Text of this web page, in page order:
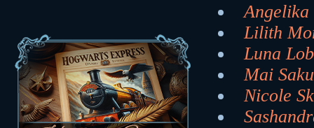
Lilith
Luna
Mai
Nicole